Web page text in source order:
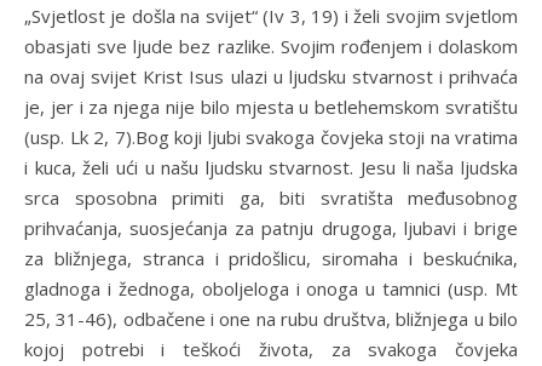
„Svjetlost je došla na svijet“ (Iv 3, 19) i želi svojim svjetlom
obasjati sve ljude bez razlike. Svojim rođenjem i dolaskom
na ovaj svijet Krist Isus ulazi u ljudsku stvarnost i prihvaća
je, jer i za njega nije bilo mjesta u betlehemskom svratištu
(usp. Lk 2, 7).Bog koji ljubi svakoga čovjeka stoji na vratima
i kuca, želi ući u našu ljudsku stvarnost. Jesu li naša ljudska
srca sposobna primiti ga, biti svratišta međusobnog
prihvaćanja, suosjećanja za patnju drugoga, ljubavi i brige
za bližnjega, stranca i pridošlicu, siromaha i beskućnika,
gladnoga i žednoga, oboljeloga i onoga u tamnici (usp. Mt
25, 31-46), odbačene i one na rubu društva, bližnjega u bilo
kojoj potrebi i teškoći života, za svakoga čovjeka